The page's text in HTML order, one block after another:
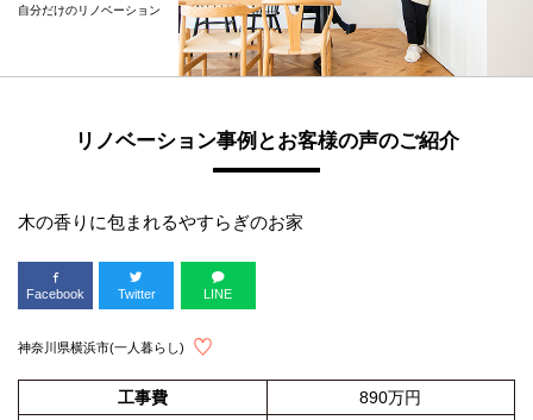
自分だけのリノベーション
リノベーション事例とお客様の声のご紹介
木の香りに包まれるやすらぎのお家
Facebook Twitter LINE
神奈川県横浜市(一人暮らし)
工事費
890万円